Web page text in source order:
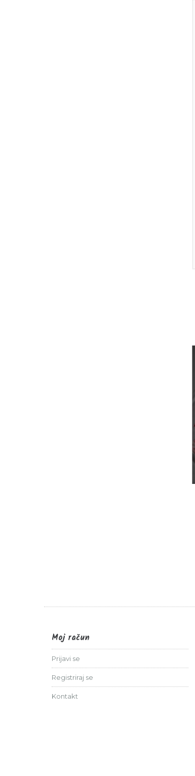
Moj račun
Prijavi se
Registriraj se
Kontakt